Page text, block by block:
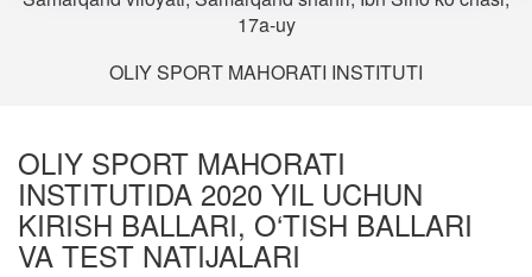
17a-uy
OLIY SPORT MAHORATI INSTITUTI
OLIY SPORT MAHORATI
INSTITUTIDA 2020 YIL UCHUN
KIRISH BALLARI, O‘TISH BALLARI
VA TEST NATIJALARI